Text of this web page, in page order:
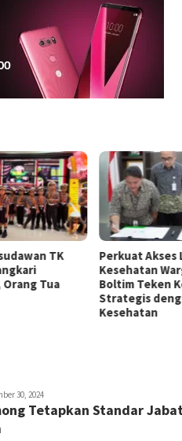
TK
Tua
Perkuat Akses
Kesehatan
Boltim Teken
Strategis
Kesehatan
30, 2024
Tetapkan Standar